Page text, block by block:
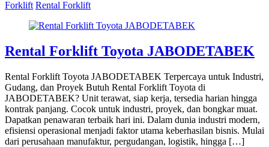
Forklift Rental Forklift
Rental Forklift Toyota JABODETABEK
Rental Forklift Toyota JABODETABEK Terpercaya untuk Industri,
Gudang, dan Proyek Butuh Rental Forklift Toyota di
JABODETABEK? Unit terawat, siap kerja, tersedia harian hingga
kontrak panjang. Cocok untuk industri, proyek, dan bongkar muat.
Dapatkan penawaran terbaik hari ini. Dalam dunia industri modern,
efisiensi operasional menjadi faktor utama keberhasilan bisnis. Mulai
dari perusahaan manufaktur, pergudangan, logistik, hingga […]